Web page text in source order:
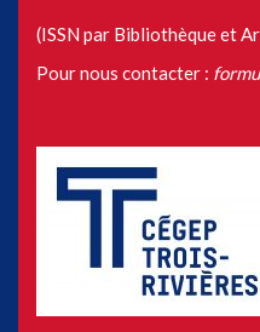
(ISSN par Bibliothèque et
Pour nous contacter :